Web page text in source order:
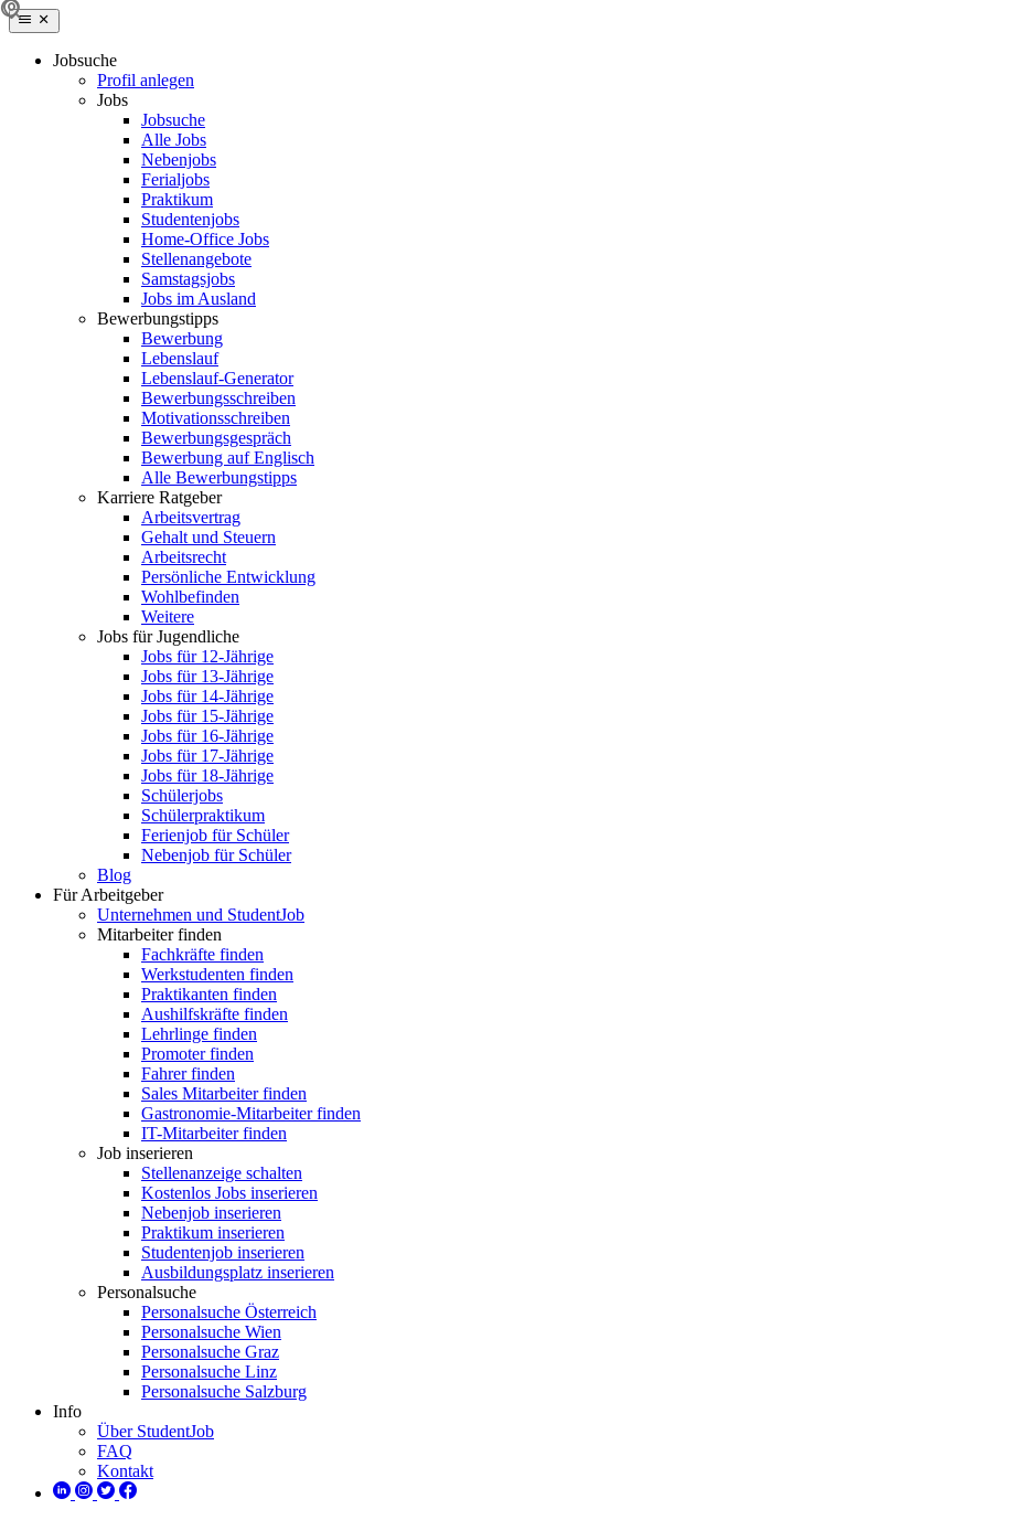
Jobsuche
Profil anlegen
Jobs
Jobsuche
Alle Jobs
Nebenjobs
Ferialjobs
Praktikum
Studentenjobs
Home-Office Jobs
Stellenangebote
Samstagsjobs
Jobs im Ausland
Bewerbungstipps
Bewerbung
Lebenslauf
Lebenslauf-Generator
Bewerbungsschreiben
Motivationsschreiben
Bewerbungsgespräch
Bewerbung auf Englisch
Alle Bewerbungstipps
Karriere Ratgeber
Arbeitsvertrag
Gehalt und Steuern
Arbeitsrecht
Persönliche Entwicklung
Wohlbefinden
Weitere
Jobs für Jugendliche
Jobs für 12-Jährige
Jobs für 13-Jährige
Jobs für 14-Jährige
Jobs für 15-Jährige
Jobs für 16-Jährige
Jobs für 17-Jährige
Jobs für 18-Jährige
Schülerjobs
Schülerpraktikum
Ferienjob für Schüler
Nebenjob für Schüler
Blog
Für Arbeitgeber
Unternehmen und StudentJob
Mitarbeiter finden
Fachkräfte finden
Werkstudenten finden
Praktikanten finden
Aushilfskräfte finden
Lehrlinge finden
Promoter finden
Fahrer finden
Sales Mitarbeiter finden
Gastronomie-Mitarbeiter finden
IT-Mitarbeiter finden
Job inserieren
Stellenanzeige schalten
Kostenlos Jobs inserieren
Nebenjob inserieren
Praktikum inserieren
Studentenjob inserieren
Ausbildungsplatz inserieren
Personalsuche
Personalsuche Österreich
Personalsuche Wien
Personalsuche Graz
Personalsuche Linz
Personalsuche Salzburg
Info
Über StudentJob
FAQ
Kontakt